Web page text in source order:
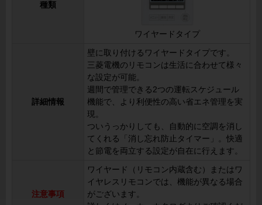
種類
ワイヤードタイプ
詳細情報
壁に取り付けるワイヤードタイプです。
三菱電機のリモコンは生活に合わせて様々
な設定が可能。
週間で管理できる2つの運転スケジュール
機能で、より利便性の高い省エネ管理を実
現。
ついうっかりしても、自動的に空調を消し
てくれる「消し忘れ防止タイマー」。快適
と節電を両立する設定が自在に行えます。
注意事項
ワイヤード（リモコン内蔵含む）またはワ
イヤレスリモコンでは、機能が異なる場合
がございます。